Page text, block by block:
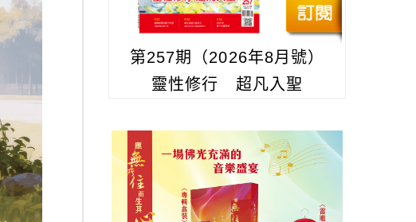
第257期（2026年8月號）
靈性修行 超凡入聖